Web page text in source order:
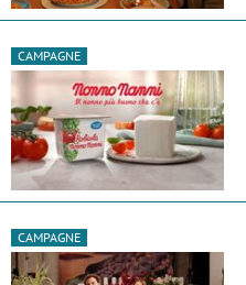
CAMPAGNE
CAMPAGNE